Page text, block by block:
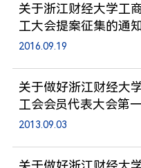
关于浙江财经大学工
工大会提案征集的通
2016.09.19
关于做好浙江财经大
工会会员代表大会第
2013.09.03